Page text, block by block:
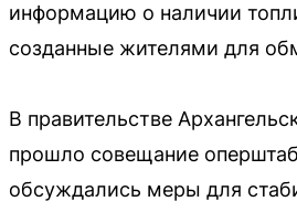
информацию о наличии
созданные жителями для
В правительстве
прошло совещание
обсуждались меры для